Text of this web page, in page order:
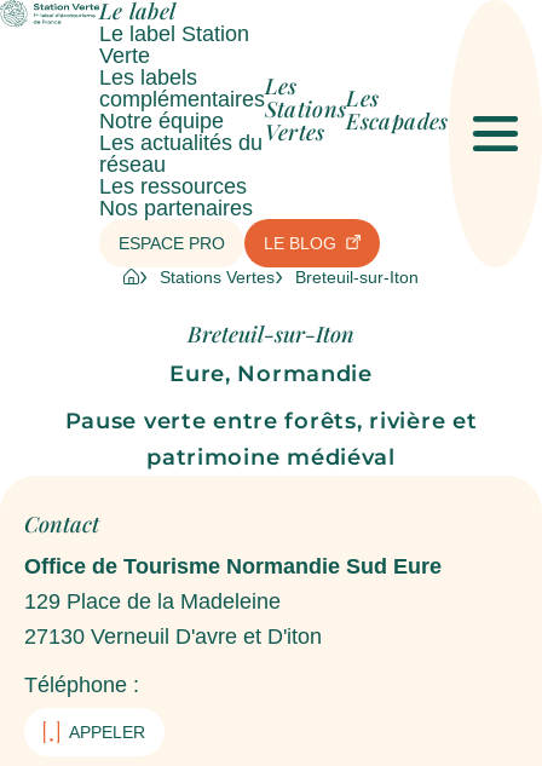
Le label
Le label Station
Verte
Les labels
complémentaires
Notre équipe
Les actualités du
réseau
Les ressources
Nos partenaires
Les
Stations
Vertes
Les
Escapades
ESPACE PRO LE BLOG
Stations Vertes Breteuil-sur-Iton
Breteuil-sur-Iton
Eure, Normandie
Pause verte entre forêts, rivière et
patrimoine médiéval
Contact
Office de Tourisme Normandie Sud Eure
129 Place de la Madeleine
27130 Verneuil D'avre et D'iton
Téléphone :
APPELER